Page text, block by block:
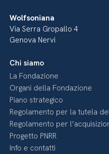
Wolfsoniana
Via Serra Gropallo 4
Genova Nervi
Chi siamo
La Fondazione
Organi della Fondazione
Piano strategico
Regolamento per la tutela
Regolamento per
Progetto PNRR
Info e contatti